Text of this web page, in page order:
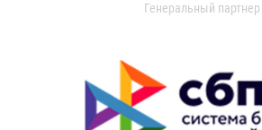
Генеральный партнер